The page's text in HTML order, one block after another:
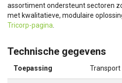
assortiment ondersteunt sectoren
met kwalitatieve, modulaire
Tricorp-pagina
Technische gegevens
Toepassing Transport